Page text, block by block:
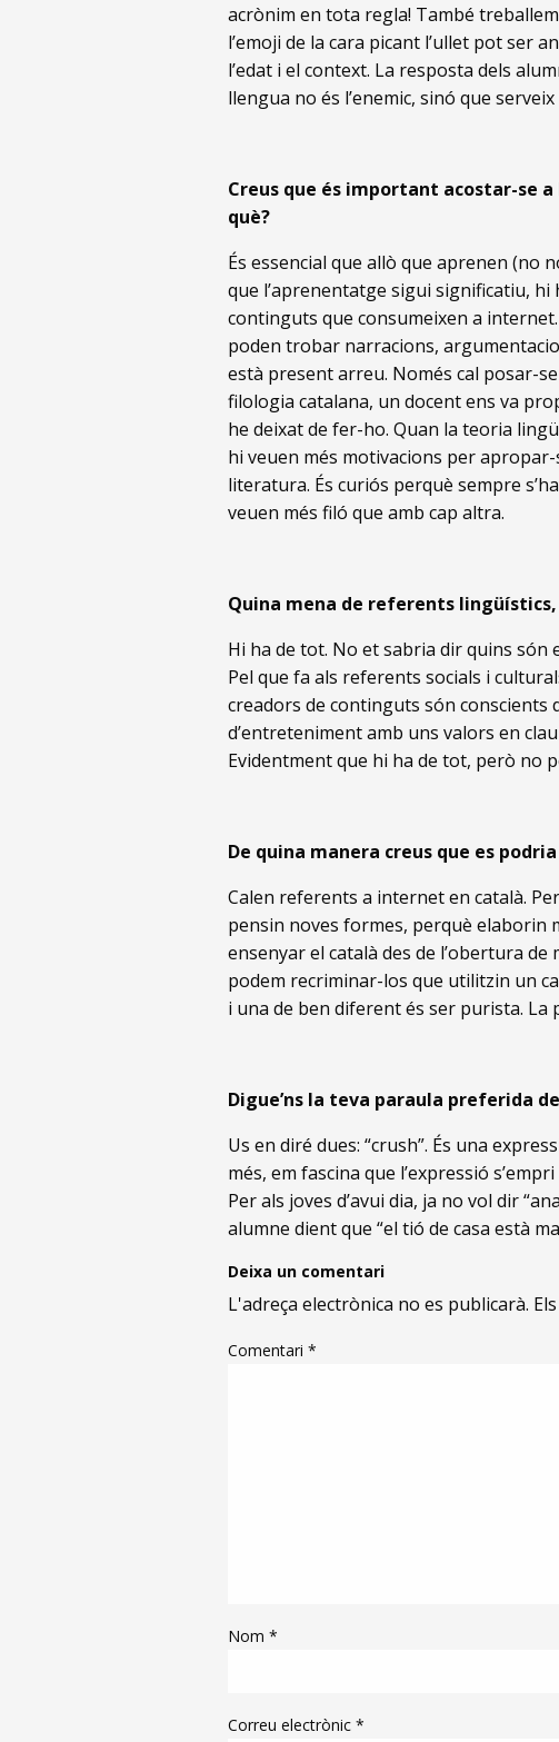
acrònim en tota regla! També
l’emoji de la cara picant l’ullet pot ser
l’edat i el context. La resposta dels
llengua no és l’enemic, sinó que
Creus que és important acostar-se
què?
És essencial que allò que aprenen (no
que l’aprenentatge sigui significatiu,
continguts que consumeixen a
poden trobar narracions,
està present arreu. Només cal posar-
filologia catalana, un docent ens va
he deixat de fer-ho. Quan la teoria
hi veuen més motivacions per
literatura. És curiós perquè sempre
veuen més filó que amb cap altra.
Quina mena de referents
Hi ha de tot. No et sabria dir quins
Pel que fa als referents socials i
creadors de continguts són conscients
d’entreteniment amb uns valors en
Evidentment que hi ha de tot, però no
De quina manera creus que es
Calen referents a internet en català.
pensin noves formes, perquè elaborin
ensenyar el català des de l’obertura
podem recriminar-los que utilitzin un
i una de ben diferent és ser purista.
Digue’ns la teva paraula preferida
Us en diré dues: “crush”. És una
més, em fascina que l’expressió
Per als joves d’avui dia, ja no vol dir
alumne dient que “el tió de casa està
Deixa un comentari
L'adreça electrònica no es publicarà.
Comentari *
Nom *
Correu electrònic *